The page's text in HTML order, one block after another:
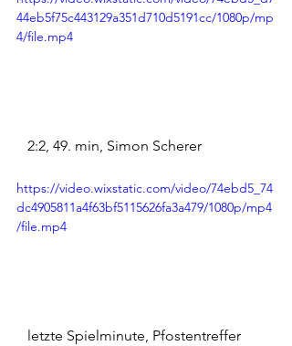
44eb5f75c443129a351d710d5191cc/1080p/mp
4/file.mp4
   2:2, 49. min, Simon Scherer
https://video.wixstatic.com/video/74ebd5_74
dc4905811a4f63bf5115626fa3a479/1080p/mp4
/file.mp4